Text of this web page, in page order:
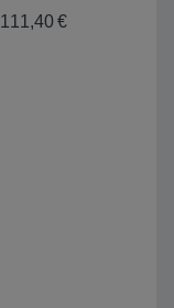
111,40€